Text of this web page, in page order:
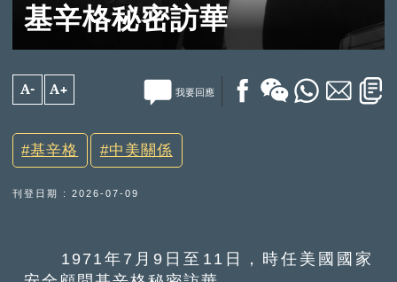
基辛格秘密訪華
A- A+ 我要回應
基辛格 中美關係
刊登日期 : 2026-07-09
1971年7月9日至11日，時任美國國家